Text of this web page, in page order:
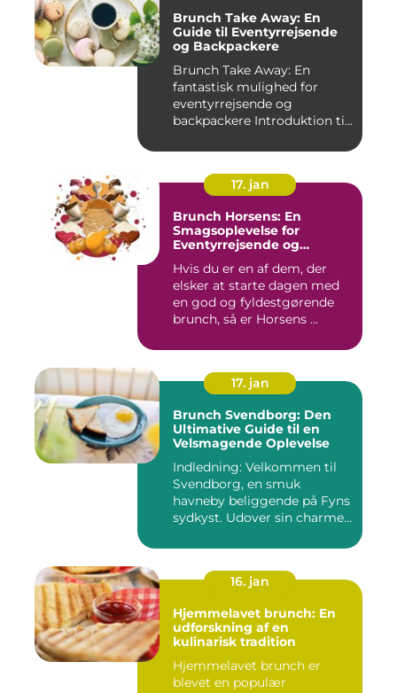
Brunch Take Away: En
Guide til Eventyrrejsende
og Backpackere
Brunch Take Away: En
fantastisk mulighed for
eventyrrejsende og
backpackere Introduktion til
17. jan
Brunch Horsens: En
Smagsoplevelse for
Eventyrrejsende og
Hvis du er en af dem, der
elsker at starte dagen med
en god og fyldestgørende
brunch, så er Horsens ...
17. jan
Brunch Svendborg: Den
Ultimative Guide til en
Velsmagende Oplevelse
Indledning: Velkommen til
Svendborg, en smuk
havneby beliggende på Fyns
sydkyst. Udover sin charme
16. jan
Hjemmelavet brunch: En
udforskning af en
kulinarisk tradition
Hjemmelavet brunch er
blevet en populær